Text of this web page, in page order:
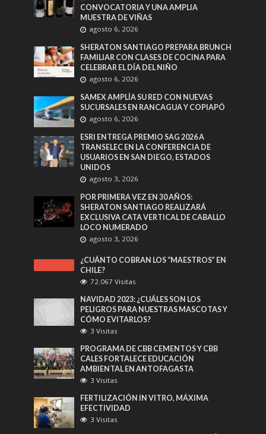
CONVOCATORIA Y UNA AMPLIA
MUESTRA DE VIÑAS
agosto 6, 2026
SHERATON SANTIAGO PREPARA BRUNCH
FAMILIAR CON CLASES DE COCINA PARA
CELEBRAR EL DÍA DEL NIÑO
agosto 6, 2026
SAMEX AMPLÍA SU RED CON NUEVAS
SUCURSALES EN RANCAGUA Y COPIAPÓ
agosto 6, 2026
ESRI ENTREGA PREMIO SAG 2026 A
TRANSELEC EN LA CONFERENCIA DE
USUARIOS EN SAN DIEGO, ESTADOS
UNIDOS
agosto 3, 2026
POR PRIMERA VEZ EN 30 AÑOS:
SHERATON SANTIAGO REALIZARÁ
EXCLUSIVA CATA VERTICAL DE CABALLO
LOCO NUMERADO
agosto 3, 2026
¿CUÁNTO COBRAN LOS “MAESTROS” EN
CHILE?
72.067 Visitas
NAVIDAD 2023: ¿CUÁLES SON LOS
PELIGROS PARA NUESTRAS MASCOTAS Y
CÓMO EVITARLOS?
3 Visitas
PROGRAMA DE CBB CEMENTOS Y CBB
CALES FORTALECE EDUCACIÓN
AMBIENTAL EN ANTOFAGASTA
3 Visitas
FERTILIZACIÓN IN VITRO, MÁXIMA
EFECTIVIDAD
3 Visitas